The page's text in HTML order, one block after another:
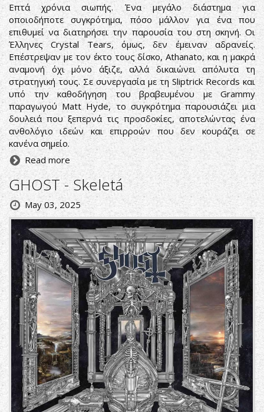
Επτά χρόνια σιωπής. Ένα μεγάλο διάστημα για
οποιοδήποτε συγκρότημα, πόσο μάλλον για ένα που
επιθυμεί να διατηρήσει την παρουσία του στη σκηνή. Οι
Έλληνες Crystal Tears, όμως, δεν έμειναν αδρανείς.
Επέστρεψαν με τον έκτο τους δίσκο, Athanato, και η μακρά
αναμονή όχι μόνο άξιζε, αλλά δικαιώνει απόλυτα τη
στρατηγική τους. Σε συνεργασία με τη Sliptrick Records και
υπό την καθοδήγηση του βραβευμένου με Grammy
παραγωγού Matt Hyde, το συγκρότημα παρουσιάζει μια
δουλειά που ξεπερνά τις προσδοκίες, αποτελώντας ένα
ανθολόγιο ιδεών και επιρροών που δεν κουράζει σε
κανένα σημείο.
Read more
GHOST - Skeletá
May 03, 2025